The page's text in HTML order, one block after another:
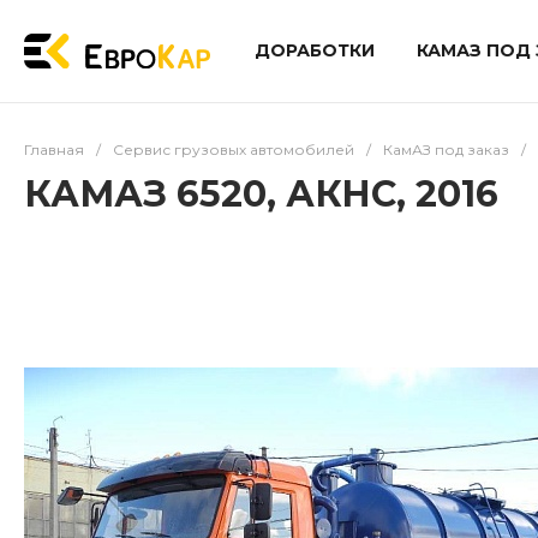
ДОРАБОТКИ КАМАЗ ПОД
Главная / Сервис грузовых автомобилей / КамАЗ под заказ /
КАМАЗ 6520, АКНС, 2016